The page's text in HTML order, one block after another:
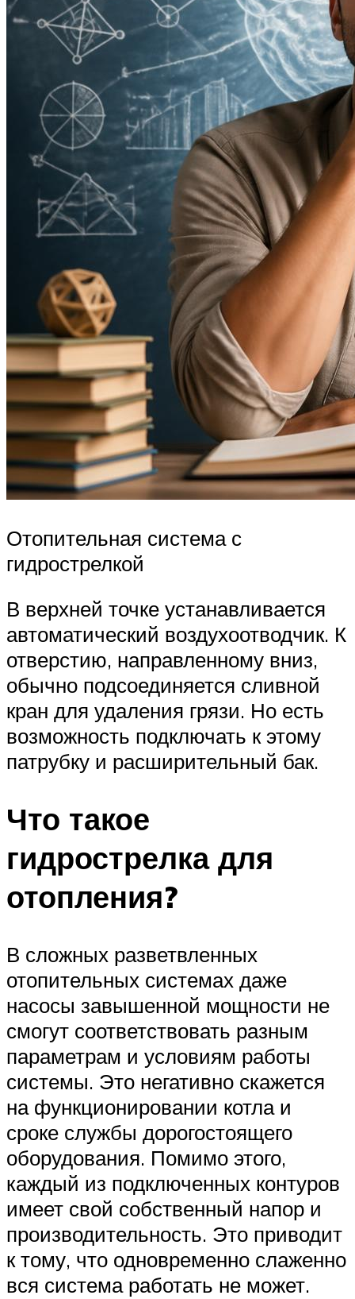
Отопительная система с
гидрострелкой
В верхней точке устанавливается
автоматический воздухоотводчик. К
отверстию, направленному вниз,
обычно подсоединяется сливной
кран для удаления грязи. Но есть
возможность подключать к этому
патрубку и расширительный бак.
Что такое
гидрострелка для
отопления?
В сложных разветвленных
отопительных системах даже
насосы завышенной мощности не
смогут соответствовать разным
параметрам и условиям работы
системы. Это негативно скажется
на функционировании котла и
сроке службы дорогостоящего
оборудования. Помимо этого,
каждый из подключенных контуров
имеет свой собственный напор и
производительность. Это приводит
к тому, что одновременно слаженно
вся система работать не может.